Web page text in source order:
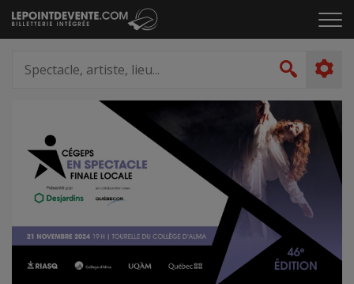
Passer
au
le
artiste,
lieu...